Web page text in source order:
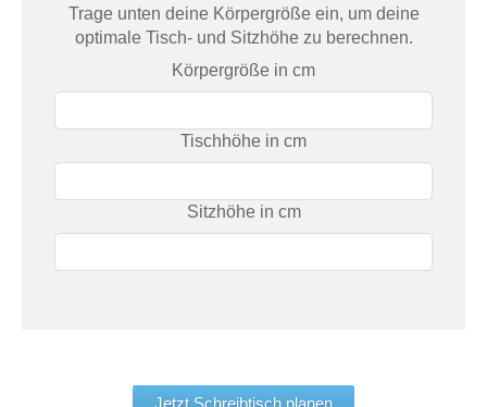
Trage unten deine Körpergröße ein, um deine
optimale Tisch- und Sitzhöhe zu berechnen.
Körpergröße in cm
Tischhöhe in cm
Sitzhöhe in cm
Jetzt Schreibtisch planen